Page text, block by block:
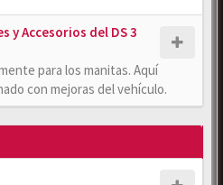
y Accesorios del DS 3
para los manitas. Aquí
con mejoras del vehículo.